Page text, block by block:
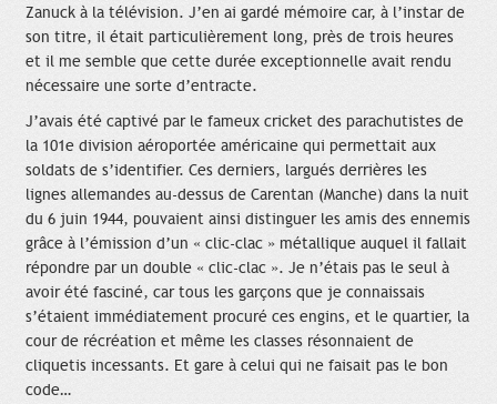
Zanuck à la télévision. J’en ai gardé mémoire car, à l’instar de
son titre, il était particulièrement long, près de trois heures
et il me semble que cette durée exceptionnelle avait rendu
nécessaire une sorte d’entracte.
J’avais été captivé par le fameux cricket des parachutistes de
la 101e division aéroportée américaine qui permettait aux
soldats de s’identifier. Ces derniers, largués derrières les
lignes allemandes au-dessus de Carentan (Manche) dans la nuit
du 6 juin 1944, pouvaient ainsi distinguer les amis des ennemis
grâce à l’émission d’un « clic-clac » métallique auquel il fallait
répondre par un double « clic-clac ». Je n’étais pas le seul à
avoir été fasciné, car tous les garçons que je connaissais
s’étaient immédiatement procuré ces engins, et le quartier, la
cour de récréation et même les classes résonnaient de
cliquetis incessants. Et gare à celui qui ne faisait pas le bon
code…